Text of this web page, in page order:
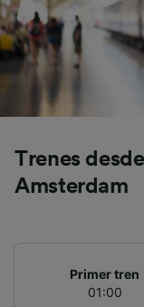
Trenes
Amsterdam
Primer tren
01:00
precisa.
identificación.
dispositivo y/
contenido
publicidad y
audiencia y
Lista de